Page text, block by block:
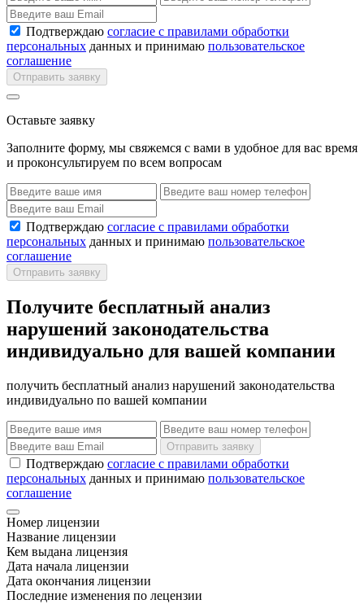
Подтверждаю согласие с правилами обработки
персональных данных и принимаю пользовательское
соглашение
Отправить заявку
Оставьте заявку
Заполните форму, мы свяжемся с вами в удобное для вас время
и проконсультируем по всем вопросам
Подтверждаю согласие с правилами обработки
персональных данных и принимаю пользовательское
соглашение
Отправить заявку
Получите бесплатный анализ
нарушений законодательства
индивидуально для вашей компании
получить бесплатный анализ нарушений законодательства
индивидуально по вашей компании
Отправить заявку
Подтверждаю согласие с правилами обработки
персональных данных и принимаю пользовательское
соглашение
Номер лицензии
Название лицензии
Кем выдана лицензия
Дата начала лицензии
Дата окончания лицензии
Последние изменения по лецензии